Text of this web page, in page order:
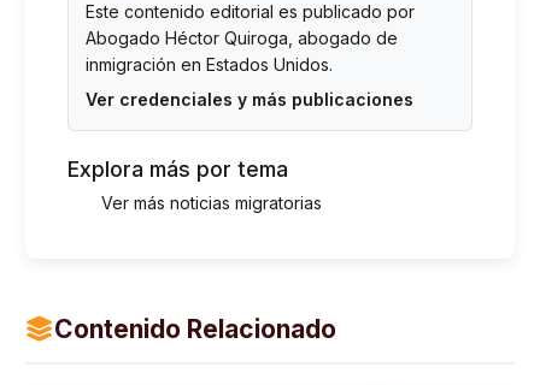
Este contenido editorial es publicado por
Abogado Héctor Quiroga , abogado de
inmigración en Estados Unidos.
Ver credenciales y más publicaciones
Explora más por tema
Ver más noticias migratorias
Contenido Relacionado